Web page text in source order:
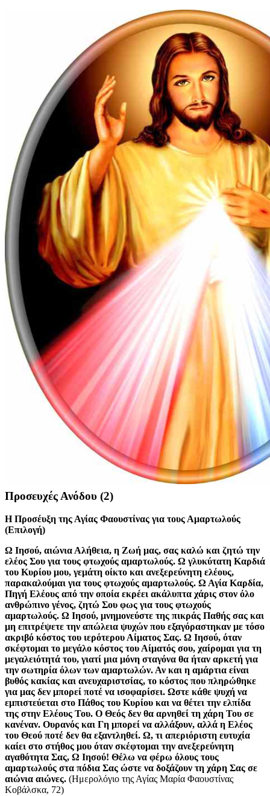
Κάνετε τον Σταυρό(1)
Στο όνομα του Πατρός, και του Υιού, και του Αγίου Πνεύματος.
Προσευχές Ανόδου (2)
Η Προσέυξη της Αγίας Φαουστίνας για τους Αμαρτωλούς
(Επιλογή)
Ω Ιησού, αιώνια Αλήθεια, η Ζωή μας, σας καλώ και ζητώ την
ελέος Σου για τους φτωχούς αμαρτωλούς. Ω γλυκύτατη Καρδιά
του Κυρίου μου, γεμάτη οίκτο και ανεξερεύνητη ελέους,
παρακαλούμαι για τους φτωχούς αμαρτωλούς. Ω Αγία Καρδία,
Πηγή Ελέους από την οποία εκρέει ακάλυπτα χάρις στον όλο
ανθρώπινο γένος, ζητώ Σου φως για τους φτωχούς
αμαρτωλούς. Ω Ιησού, μνημονεύστε της πικράς Παθής σας και
μη επιτρέψετε την απώλεια ψυχών που εξαγόραστηκαν με τόσο
ακριβό κόστος του ιερότερου Αίματος Σας. Ω Ιησού, όταν
σκέφτομαι το μεγάλο κόστος του Αίματός σου, χαίρομαι για τη
μεγαλειότητά του, γιατί μια μόνη σταγόνα θα ήταν αρκετή για
την σωτηρία όλων των αμαρτωλών. Αν και η αμάρτια είναι
βυθός κακίας και ανευχαριστσίας, το κόστος που πληρώθηκε
για μας δεν μπορεί ποτέ να ισοφαρίσει. Ωστε κάθε ψυχή να
εμπιστεύεται στο Πάθος του Κυρίου και να θέτει την ελπίδα
της στην Ελέους Του. Ο Θεός δεν θα αρνηθεί τη χάρη Του σε
κανέναν. Ουρανός και Γη μπορεί να αλλάξουν, αλλά η Ελέος
του Θεού ποτέ δεν θα εξαντληθεί. Ω, τι απεριόριστη ευτυχία
καίει στο στήθος μου όταν σκέφτομαι την ανεξερεύνητη
αγαθότητα Σας, Ω Ιησού! Θέλω να φέρω όλους τους
αμαρτωλούς στα πόδια Σας ώστε να δοξάζουν τη χάρη Σας σε
αιώνια αιώνες. (Ημερολόγιο της Αγίας Μαρία Φαουστίνας
Κοβάλσκα, 72)